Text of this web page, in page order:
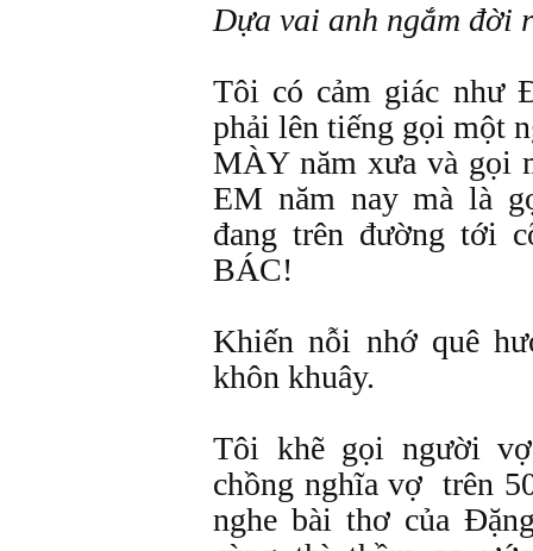
Dựa vai anh ngắm đời
Tôi có cảm giác như
phải lên tiếng gọi một
MÀY năm xưa và gọi
EM năm nay mà là
đang trên đường tới
BÁC!
Khiến nỗi nhớ quê
khôn khuây.
Tôi khẽ gọi người
chồng nghĩa vợ trên
nghe bài thơ của